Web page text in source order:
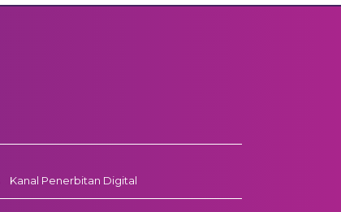
Kanal Penerbitan Digital